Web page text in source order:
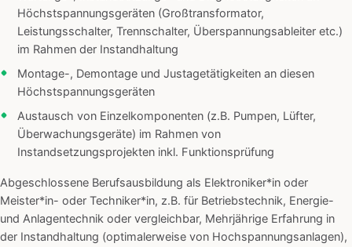
Höchstspannungsgeräten (Großtransformator,
Leistungsschalter, Trennschalter, Überspannungsableiter etc.)
im Rahmen der Instandhaltung
Montage-, Demontage und Justagetätigkeiten an diesen
Höchstspannungsgeräten
Austausch von Einzelkomponenten (z.B. Pumpen, Lüfter,
Überwachungsgeräte) im Rahmen von
Instandsetzungsprojekten inkl. Funktionsprüfung
Abgeschlossene Berufsausbildung als Elektroniker*in oder
Meister*in- oder Techniker*in, z.B. für Betriebstechnik, Energie-
und Anlagentechnik oder vergleichbar, Mehrjährige Erfahrung in
der Instandhaltung (optimalerweise von Hochspannungsanlagen),